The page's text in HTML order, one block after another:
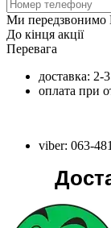
Ми передзвонимо
До кінця акції
Перевага
доставка: 2-
оплата при
viber: 063-